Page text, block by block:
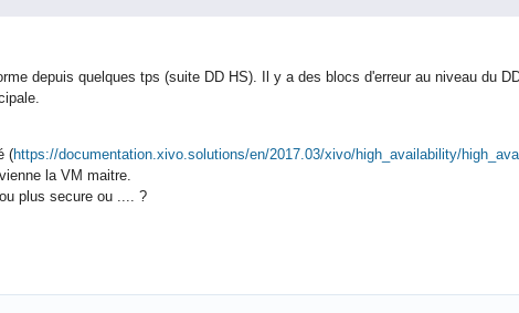
depuis quelques tps (suite DD HS). Il y a des blocs d'erreur au niveau du
(https://documentation.xivo.solutions/en/2017.03/xivo/high_availability/
la VM maitre.
plus secure ou .... ?